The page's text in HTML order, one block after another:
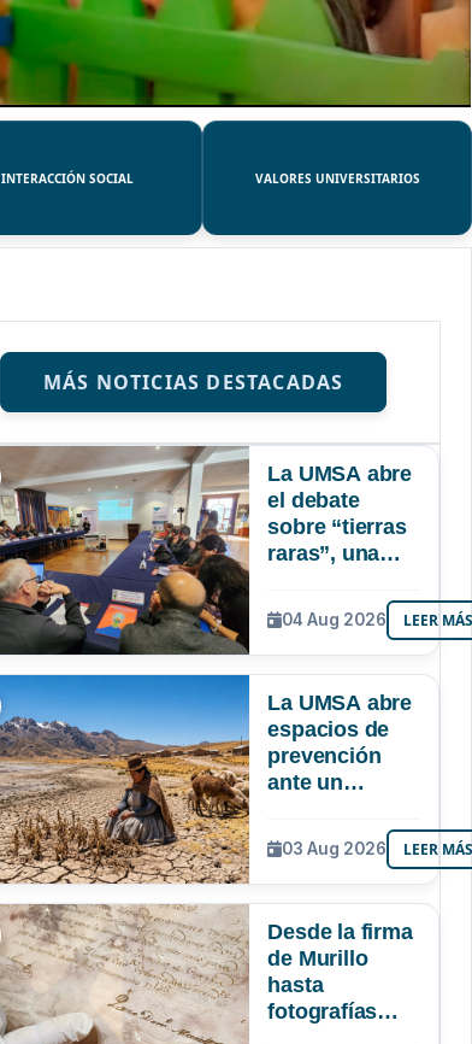
INTERACCIÓN SOCIAL VALORES UNIVERSITARIOS
MÁS NOTICIAS DESTACADAS
La UMSA abre
el debate
sobre “tierras
raras”, una
mineral que
Bolivia aún no
explora ni
04 Aug 2026 LEER
La UMSA abre
espacios de
prevención
ante un
Niño que
podría superar
a los tres
Bolivia
03 Aug 2026 LEER
Desde la firma
de Murillo
hasta
fotografías